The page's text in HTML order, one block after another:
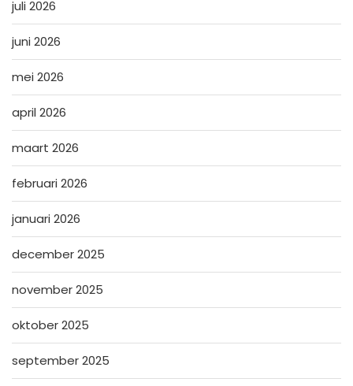
juli 2026
juni 2026
mei 2026
april 2026
maart 2026
februari 2026
januari 2026
december 2025
november 2025
oktober 2025
september 2025